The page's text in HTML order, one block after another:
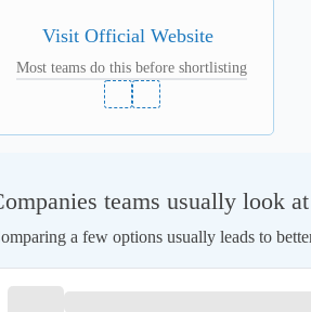
Visit Official Website
Most teams do this before shortlisting
teams usually look
a few options usually leads to